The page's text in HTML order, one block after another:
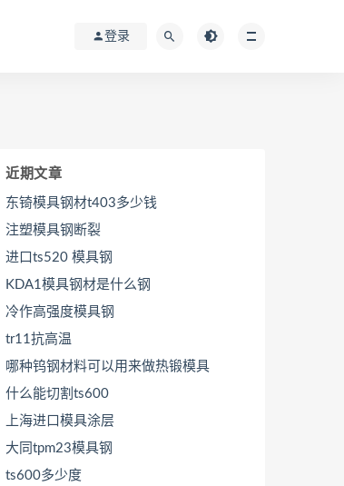
登录
近期文章
东锜模具钢材t403多少钱
注塑模具钢断裂
进口ts520 模具钢
KDA1模具钢材是什么钢
冷作高强度模具钢
tr11抗高温
哪种钨钢材料可以用来做热锻模具
什么能切割ts600
上海进口模具涂层
大同tpm23模具钢
ts600多少度